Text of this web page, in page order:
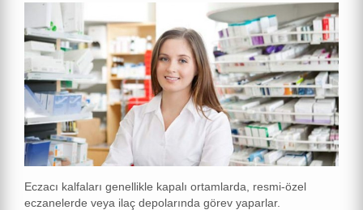
Eczacı kalfaları genellikle kapalı ortamlarda, resmi-özel
eczanelerde veya ilaç depolarında görev yaparlar.